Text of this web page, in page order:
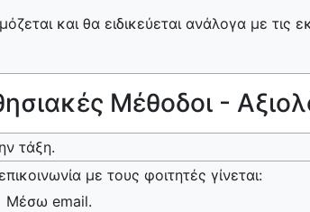
και θα ειδικεύεται ανάλογα με τις
Μέθοδοι -
τάξη.
με τους φοιτητές γίνεται:
Μέσω email.